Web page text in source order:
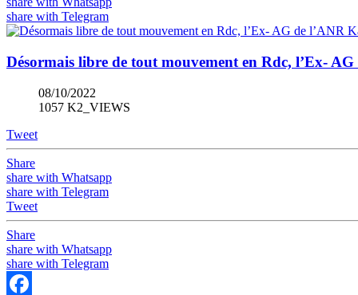
share with Telegram
Désormais libre de tout mouvement en Rdc, l’Ex-
08/10/2022
1057 K2_VIEWS
Tweet
Share
share with Whatsapp
share with Telegram
Tweet
Share
share with Whatsapp
share with Telegram